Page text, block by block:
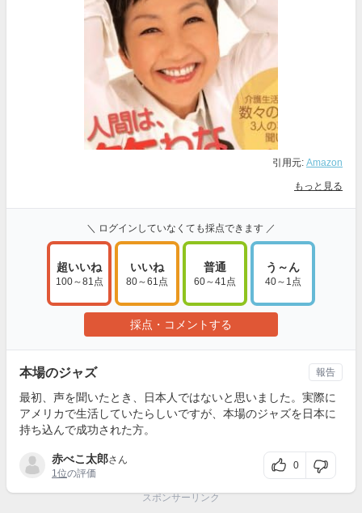
引用元: Amazon
もっと見る
＼ ログインしていなくても採点できます ／
超いいね
100～81点
いいね
80～61点
普通
60～41点
う～ん
40～1点
採点・コメントする
本場のジャズ
最初、声を聞いたとき、日本人ではないと思いました。実際に
アメリカで生活していたらしいですが、本場のジャズを日本に
持ち込んで成功された方。
赤べこ太郎さん
1位の評価
0
報告
スポンサーリンク